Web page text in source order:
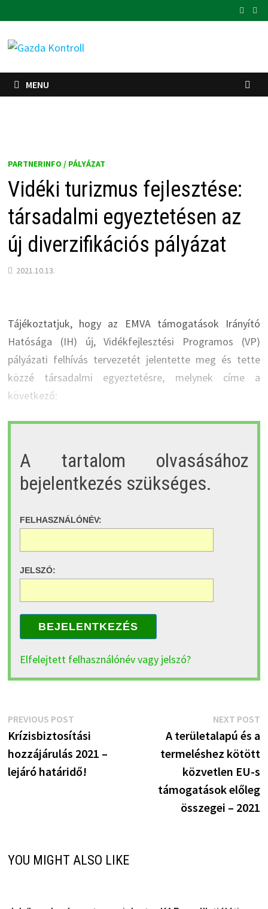
to
content
MENU
PARTNERINFO / PÁLYÁZAT
Vidéki turizmus fejlesztése:
társadalmi egyeztetésen az
új diverzifikációs pályázat
2021.10.13.
Tájékoztatjuk, hogy az EMVA támogatások Irányító
Hatósága (IH) új, Vidékfejlesztési Programos (VP)
pályázati felhívás tervezetét jelentette meg és tette
közzé társadalmi egyeztetésre, melynek címe a
következő:
A tartalom olvasásához
bejelentkezés szükséges.
FELHASZNÁLÓNÉV:
JELSZÓ:
BEJELENTKEZÉS
Elfelejtett felhasználónév vagy jelszó?
Bejegyzés
navigáció
PREVIOUS POSTPrevious
post:
Krízisbiztosítási
hozzájárulás 2021 –
lejáró határidő!
NEXT POST
A területalapú és a
termeléshez kötött
közvetlen EU-s
támogatások előleg
összegei – 2021
YOU MIGHT ALSO LIKE